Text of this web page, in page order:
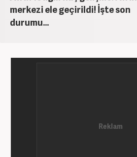
merkezi ele geçirildi! İşte son
durumu...